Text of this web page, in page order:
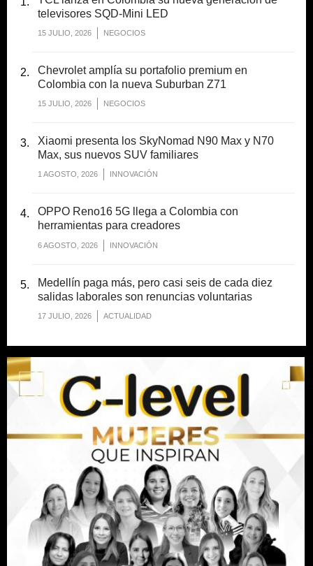
televisores SQD-Mini LED
15 JULIO, 2026 NEGOCIOS
Chevrolet amplía su portafolio premium en
Colombia con la nueva Suburban Z71
15 JULIO, 2026 NEGOCIOS
Xiaomi presenta los SkyNomad N90 Max y N70
Max, sus nuevos SUV familiares
1 AGOSTO, 2026 INNOVACIÓN
OPPO Reno16 5G llega a Colombia con
herramientas para creadores
6 AGOSTO, 2026 INNOVACIÓN
Medellín paga más, pero casi seis de cada diez
salidas laborales son renuncias voluntarias
17 JULIO, 2026 ACTUALIDAD